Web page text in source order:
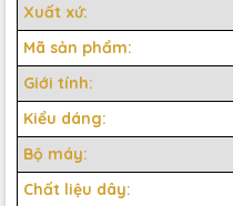
Xuất xứ:
Mã sản phẩm:
Giới tính:
Kiểu dáng:
Bộ máy:
Chất liệu dây: